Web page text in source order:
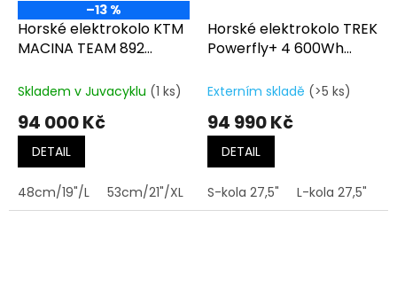
–13 %
Horské elektrokolo KTM
MACINA TEAM 892
Skladem v Juvacyklu (1 ks)
94 000 Kč
DETAIL
48cm/19"/L 53cm/21"/XL
Horské elektrokolo TREK
Powerfly+ 4 600Wh
Radioactive Red/Matte
Externím skladě (>5 ks)
94 990 Kč
DETAIL
S-kola 27,5" L-kola 27,5"